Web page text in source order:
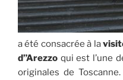
a été consacrée à la
d”Arezzo qui est l’une
originales de